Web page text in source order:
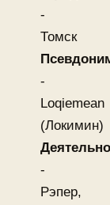
-
Томск
-
Loqiemean
(Локимин)
-
Рэпер,